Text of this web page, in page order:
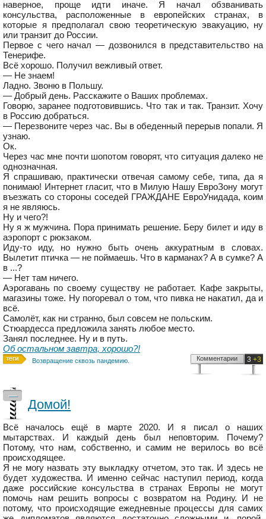
наверное, проще идти иначе. Я начал обзванивать
консульства, расположенные в европейских странах, в
которые я предполагал свою теоретическую эвакуацию, ну
или транзит до России.
Первое с чего начал — дозвонился в представительство на
Тенерифе.
Всё хорошо. Получил вежливый ответ.
— Не знаем!
Ладно. Звоню в Польшу.
— Добрый день. Расскажите о Ваших проблемах.
Говорю, заранее подготовившись. Что так и так. Транзит. Хочу
в Россию добраться.
— Перезвоните через час. Вы в обеденный перерыв попали. Я
узнаю.
Ок.
Через час мне почти шопотом говорят, что ситуация далеко не
однозначная.
Я спрашиваю, практически отвечая самому себе, типа, да я
понимаю! Интернет гласит, что в Милую Нашу ЕвроЗону могут
въезжать со стороны соседей ГРАЖДАНЕ ЕвроУнидада, коим
я не являюсь.
Ну и чего?!
Ну я ж мужчина. Пора принимать решение. Беру билет и иду в
аэропорт с рюкзаком.
Иду-то иду, но нужно быть очень аккуратным в словах.
Вылетит птичка — не поймаешь. Что в карманах? А в сумке? А
в ...?
— Нет там ничего.
Аэрогавань по своему существу не работает. Кафе закрыты,
магазины тоже. Ну погоревал о том, что пивка не накатил, да и
всё.
Самолёт, как ни странно, был совсем не польским.
Стюардесса предложила занять любое место.
Занял последнее. Ну и в путь.
Об остальном завтра, хорошо?!
Возвращение сквозь пандемию. 3 +3
Комментарии
—
Домой!
Всё началось ещё в марте 2020. И я писал о наших
мытарствах. И каждый день был неповторим. Почему?
Потому, что нам, собственно, и самим не верилось во всё
происходящее.
Я не могу назвать эту выкладку отчетом, это так. И здесь не
будет художества. И именно сейчас наступил период, когда
даже российские консульства в странах Европы не могут
помочь нам решить вопросы с возвратом на Родину. И не
потому, что происходящие ежедневные процессы для самих